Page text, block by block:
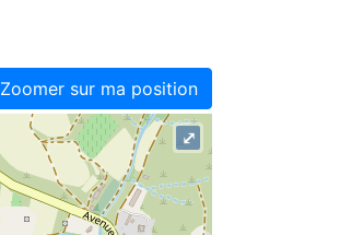
Zoomer sur ma position
⤢